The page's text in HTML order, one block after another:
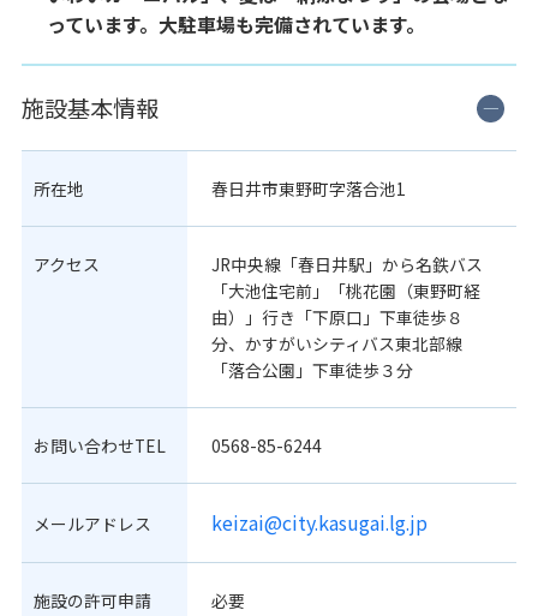
っています。大駐車場も完備されています。
施設基本情報
所在地 春日井市東野町字落合池1
アクセス
JR中央線「春日井駅」から名鉄バス
「大池住宅前」「桃花園（東野町経
由）」行き「下原口」下車徒歩８
分、かすがいシティバス東北部線
「落合公園」下車徒歩３分
お問い合わせTEL 0568-85-6244
メールアドレス keizai@city.kasugai.lg.jp
施設の許可申請 必要